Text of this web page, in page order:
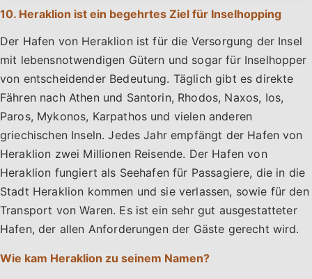
10. Heraklion ist ein begehrtes Ziel für Inselhopping
Der Hafen von Heraklion ist für die Versorgung der Insel
mit lebensnotwendigen Gütern und sogar für Inselhopper
von entscheidender Bedeutung. Täglich gibt es direkte
Fähren nach Athen und Santorin, Rhodos, Naxos, Ios,
Paros, Mykonos, Karpathos und vielen anderen
griechischen Inseln. Jedes Jahr empfängt der Hafen von
Heraklion zwei Millionen Reisende. Der Hafen von
Heraklion fungiert als Seehafen für Passagiere, die in die
Stadt Heraklion kommen und sie verlassen, sowie für den
Transport von Waren. Es ist ein sehr gut ausgestatteter
Hafen, der allen Anforderungen der Gäste gerecht wird.
Wie kam Heraklion zu seinem Namen?